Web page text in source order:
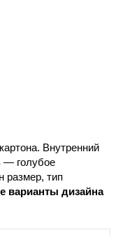
Внутренний
— голубое
размер, тип
варианты дизайна